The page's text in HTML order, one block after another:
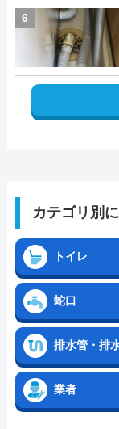
6
カテゴリ別
トイレ
蛇口
排水管・排
業者